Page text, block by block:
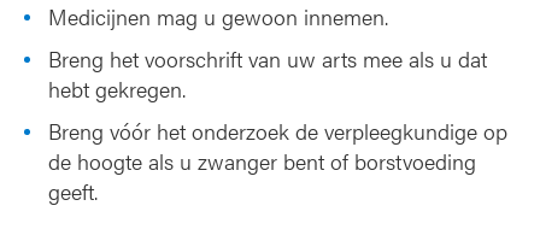
Medicijnen mag u gewoon innemen.
Breng het voorschrift van uw arts mee als u dat
hebt gekregen.
Breng vóór het onderzoek de verpleegkundige op
de hoogte als u zwanger bent of borstvoeding
geeft.